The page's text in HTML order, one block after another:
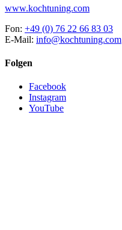
www.kochtuning.com
Fon: +49 (0) 76 22 66 83 03
E-Mail: info@kochtuning.com
Folgen
Facebook
Instagram
YouTube